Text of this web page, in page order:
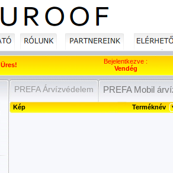
Üres!
Bejelentkezve :
Vendég
PREFA Árvízvédelem PREFA Mobil
Kép Terméknév